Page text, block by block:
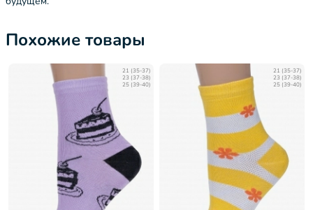
Похожие товары
21 (35-37)
23 (37-38)
25 (39-40)
21 (35-37)
23 (37-38)
25 (39-40)